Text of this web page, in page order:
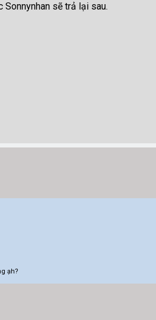
Sonnynhan sẽ trả lại sau.
ạh?